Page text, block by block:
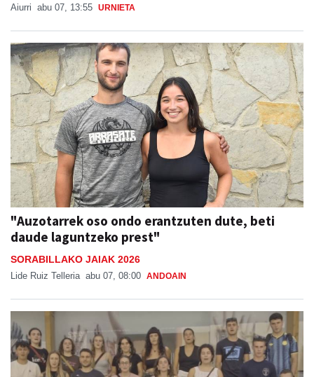
Aiurri abu 07, 13:55 URNIETA
"Auzotarrek oso ondo erantzuten dute, beti
daude laguntzeko prest"
SORABILLAKO JAIAK 2026
Lide Ruiz Telleria abu 07, 08:00 ANDOAIN